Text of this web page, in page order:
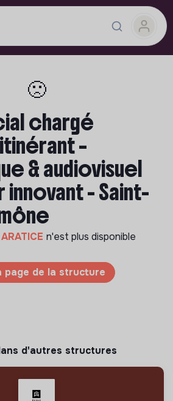
🙁
chargé
–
& audiovisuel
innovant - Saint-
ARATICE n'est plus disponible
page de la structure
d'autres structures